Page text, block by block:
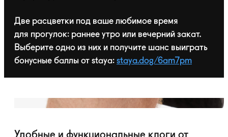
Две расцветки под ваше любимое время
для прогулок: раннее утро или вечерний закат.
Выберите одно из них и получите шанс выиграть
бонусные баллы от staya: staya.dog/6am7pm